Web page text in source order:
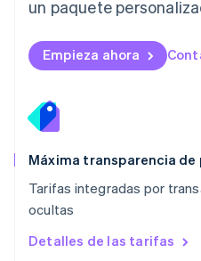
un paquete
Empieza ahora
Máxima transparencia de
Tarifas integradas por
ocultas
Detalles de las tarifas
English 简体中文
English
México
Noruega
English
Nueva Zelanda
English
NederlandsEnglish
Polonia
Portugal